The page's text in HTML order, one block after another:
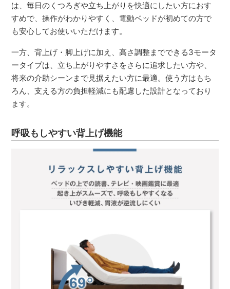
は、毎日のくつろぎや立ち上がりを快適にしたい方におす
すめで、操作がわかりやすく、電動ベッドが初めての方で
も安心してお使いいただけます。
一方、背上げ・脚上げに加え、高さ調整までできる3モータ
ータイプは、立ち上がりやすさをさらに追求したい方や、
将来の介助シーンまで見据えたい方に最適。使う方はもち
ろん、支える方の負担軽減にも配慮した設計となっており
ます。
呼吸もしやすい背上げ機能